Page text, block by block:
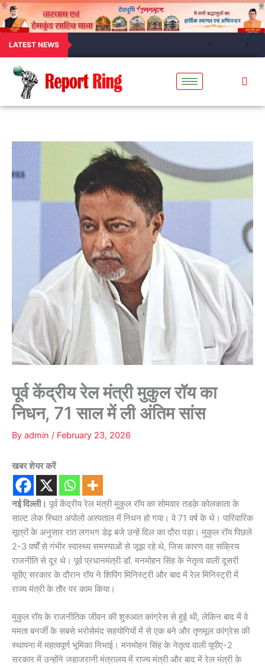
LATEST NEWS
पूर्व केंद्रीय रेल मंत्री मुकुल रॉय का
निधन, 71 साल में ली अंतिम सांस
By admin / February 23, 2026
खबर शेयर करें
नई दिल्ली। पूर्व केंद्रीय रेल मंत्री मुकुल रॉय का सोमवार तडक़े कोलकाता के
साल्ट लेक स्थित अपोलो अस्पताल में निधन हो गया। वे 71 वर्ष के थे। पारिवारिक
सूत्रों के अनुसार रात लगभग डेढ़ बजे उन्हें दिल का दौरा पड़ा। मुकुल रॉय पिछले
2-3 वर्षों से गंभीर स्वास्थ्य समस्याओं से जूझ रहे थे, जिस कारण वह सक्रिय
राजनीति से दूर थे। पूर्व प्रधानमंत्री डॉ. मनमोहन सिंह के नेतृत्व वाली दूसरी
यूपीए सरकार के दौरान रॉय ने शिपिंग मिनिस्ट्री और बाद में रेल मिनिस्ट्री में
राज्य मंत्री के तौर पर काम किया।
मुकुल रॉय के राजनीतिक जीवन की शुरुआत कांग्रेस से हुई थी, लेकिन बाद में वे
ममता बनर्जी के सबसे भरोसेमंद सहयोगियों में से एक बने और तृणमूल कांग्रेस की
स्थापना में महत्वपूर्ण भूमिका निभाई। मनमोहन सिंह के नेतृत्व वाली यूपीए-2
सरकार में उन्होंने जहाजरानी मंत्रालय में राज्य मंत्री और बाद में रेल मंत्री के